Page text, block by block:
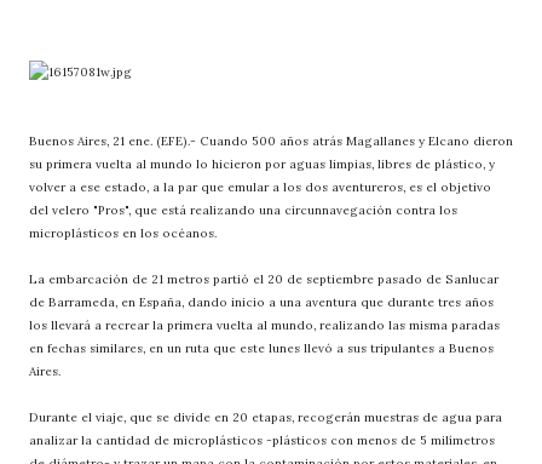
Buenos Aires, 21 ene. (EFE).- Cuando 500 años atrás Magallanes y Elcano dieron
su primera vuelta al mundo lo hicieron por aguas limpias, libres de plástico, y
volver a ese estado, a la par que emular a los dos aventureros, es el objetivo
del velero "Pros", que está realizando una circunnavegación contra los
microplásticos en los océanos.
La embarcación de 21 metros partió el 20 de septiembre pasado de Sanlucar
de Barrameda, en España, dando inicio a una aventura que durante tres años
los llevará a recrear la primera vuelta al mundo, realizando las misma paradas
en fechas similares, en un ruta que este lunes llevó a sus tripulantes a Buenos
Aires.
Durante el viaje, que se divide en 20 etapas, recogerán muestras de agua para
analizar la cantidad de microplásticos -plásticos con menos de 5 milímetros